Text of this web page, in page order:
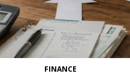
FINANCE